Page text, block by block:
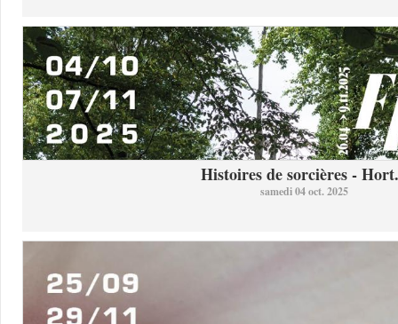
Histoires de sorcières -
samedi 04 oct. 2025